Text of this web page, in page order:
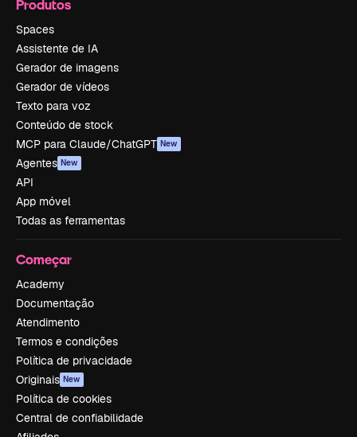
Produtos
Spaces
Assistente de IA
Gerador de imagens
Gerador de vídeos
Texto para voz
Conteúdo de stock
MCP para Claude/ChatGPT New
Agentes New
API
App móvel
Todas as ferramentas
Começar
Academy
Documentação
Atendimento
Termos e condições
Política de privacidade
Originais New
Política de cookies
Central de confiabilidade